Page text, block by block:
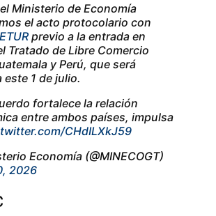
Ministerio de Economía
el acto protocolario con
previo a la entrada en
Tratado de Libre Comercio
y Perú, que será
este 1 de julio.
fortalece la relación
entre ambos países, impulsa
CHdILXkJ59
Economía (@MINECOGT)
2026